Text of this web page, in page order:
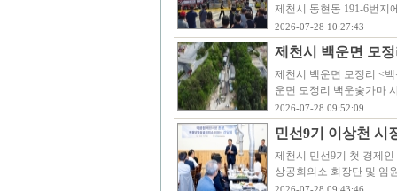
제천시 동현동 191-6번
2026-07-28 10:27:43
제천시 백운면 모
제천시 백운면 모정리 <
운면 모정리 백운숯가마
2026-07-28 09:52:09
민선9기 이상천
제천시 민선9기 첫 경제
상공회의소 회장단 및 임